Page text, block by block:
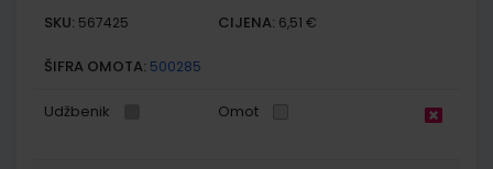
SKU: 567425 CIJENA: 6,51 €
ŠIFRA OMOTA: 500285
Udžbenik Omot